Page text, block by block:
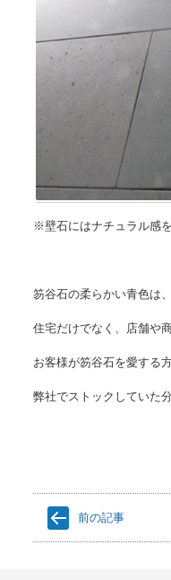
※壁石にはナチュラル感
笏谷石の柔らかい青色は
住宅だけでなく、店舗や
お客様が笏谷石を愛する
弊社でストックしていた
前の記事